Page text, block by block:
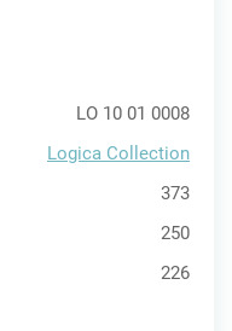
LO 10 01 0008
Logica Collection
373
250
226